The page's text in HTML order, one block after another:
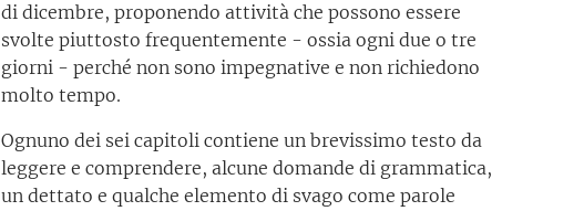
di dicembre, proponendo attività che possono essere
svolte piuttosto frequentemente - ossia ogni due o tre
giorni - perché non sono impegnative e non richiedono
molto tempo.
Ognuno dei sei capitoli contiene un brevissimo testo da
leggere e comprendere, alcune domande di grammatica,
un dettato e qualche elemento di svago come parole